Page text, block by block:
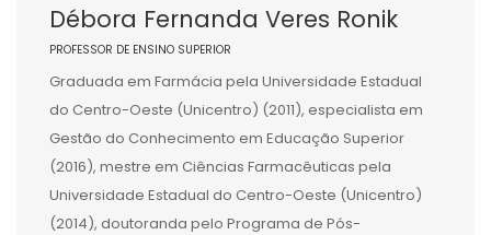
Débora Fernanda Veres Ronik
PROFESSOR DE ENSINO SUPERIOR
Graduada em Farmácia pela Universidade Estadual
do Centro-Oeste (Unicentro) (2011), especialista em
Gestão do Conhecimento em Educação Superior
(2016), mestre em Ciências Farmacêuticas pela
Universidade Estadual do Centro-Oeste (Unicentro)
(2014), doutoranda pelo Programa de Pós-